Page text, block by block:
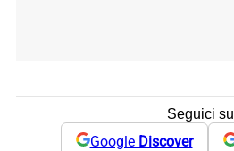
Seguici su
Google Discover